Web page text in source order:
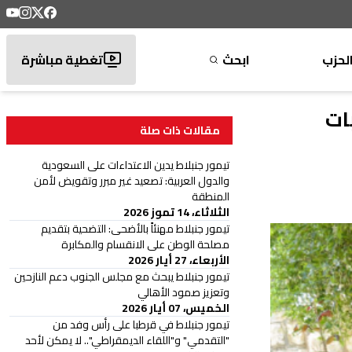
الحزب ابحث تغطية مباشرة
مقالات ذات صلة
تيمور جنبلاط يدين الاعتداءات على السعودية
والدول العربية: تصعيد غير مبرر وتقويض لأمن
المنطقة
الثلاثاء، 14 تموز 2026
تيمور جنبلاط مهنئاً بالأضحى: التضحية بتقديم
مصلحة الوطن على الانقسام والمكابرة
الأربعاء، 27 أيار 2026
تيمور جنبلاط يبحث مع مجلس الجنوب دعم النازحين
وتعزيز صمود الأهالي
الخميس، 07 أيار 2026
تيمور جنبلاط في قرطبا على رأس وفد من
"التقدمي" و"اللقاء الديمقراطي".. لا يمكن لأحد